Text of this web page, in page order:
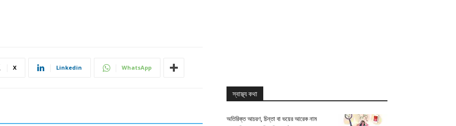
X Linkedin WhatsApp
স্বাস্থ্য কথা
অতিরিক্ত আচরণ, চিন্তা বা ভয়ের আরেক নাম